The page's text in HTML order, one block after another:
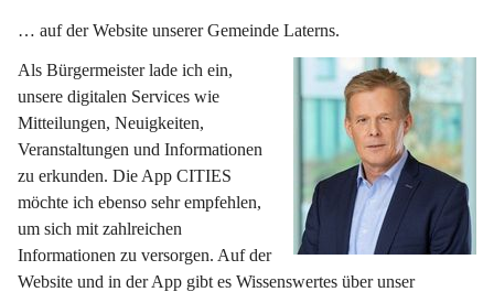
… auf der Website unserer Gemeinde Laterns.
Als Bürgermeister lade ich ein,
unsere digitalen Services wie
Mitteilungen, Neuigkeiten,
Veranstaltungen und Informationen
zu erkunden. Die App CITIES
möchte ich ebenso sehr empfehlen,
um sich mit zahlreichen
Informationen zu versorgen. Auf der
Website und in der App gibt es Wissenswertes über unser